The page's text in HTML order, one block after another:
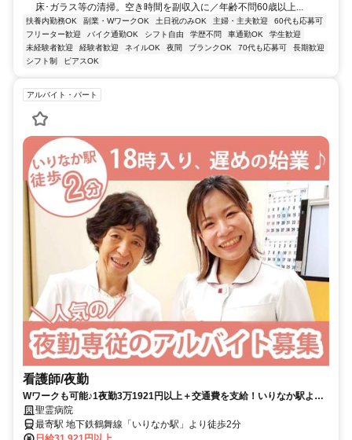
床･ガラス等の清掃。空き時間を副収入に／年齢不問60歳以上...
扶養内勤務OK 副業・WワークOK 土日祝のみOK 主婦・主夫歓迎
60代も応募可
フリーター歓迎
バイク通勤OK シフト自由 学歴不問 車通勤OK
学生歓迎
未経験者歓迎
経験者歓迎 ネイルOK 夜間 ブランクOK 70代も応募可
長期歓迎
シフト制
ピアスOK
アルバイト・パート
看護師/夜勤
Wワークも可能♪1夜勤3万1921円以上＋交通費を支給！いりなか駅より
徒歩2分☆【名古屋市昭和区、いりなか駅、病院、看護師、夜勤アルバ
イト】
聖霊病院
最寄駅 地下鉄鶴舞線「いりなか駅」より徒歩2分